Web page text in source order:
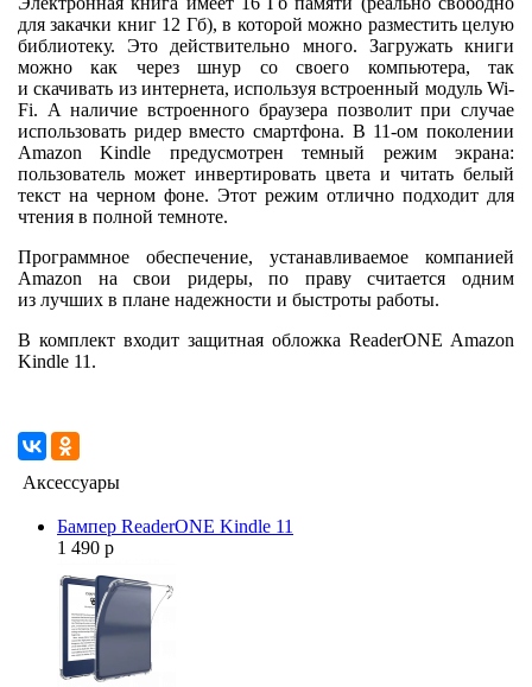
для закачки книг 12 Гб), в которой можно разместить целую
библиотеку. Это действительно много. Загружать книги
можно как через шнур со своего компьютера, так
и скачивать из интернета, используя встроенный модуль Wi-
Fi. А наличие встроенного браузера позволит при случае
использовать ридер вместо смартфона. В 11-ом поколении
Amazon Kindle предусмотрен темный режим экрана:
пользователь может инвертировать цвета и читать белый
текст на черном фоне. Этот режим отлично подходит для
чтения в полной темноте.
Программное обеспечение, устанавливаемое компанией
Amazon на свои ридеры, по праву считается одним
из лучших в плане надежности и быстроты работы.
В комплект входит защитная обложка ReaderONE Amazon
Kindle 11.
Аксессуары
Бампер ReaderONE Kindle 11
1 490 р